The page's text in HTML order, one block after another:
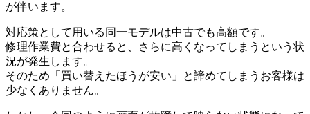
が伴います。
対応策として用いる同一モデルは中古でも高額です。
修理作業費と合わせると、さらに高くなってしまうという状
況が発生します。
そのため「買い替えたほうが安い」と諦めてしまうお客様は
少なくありません。